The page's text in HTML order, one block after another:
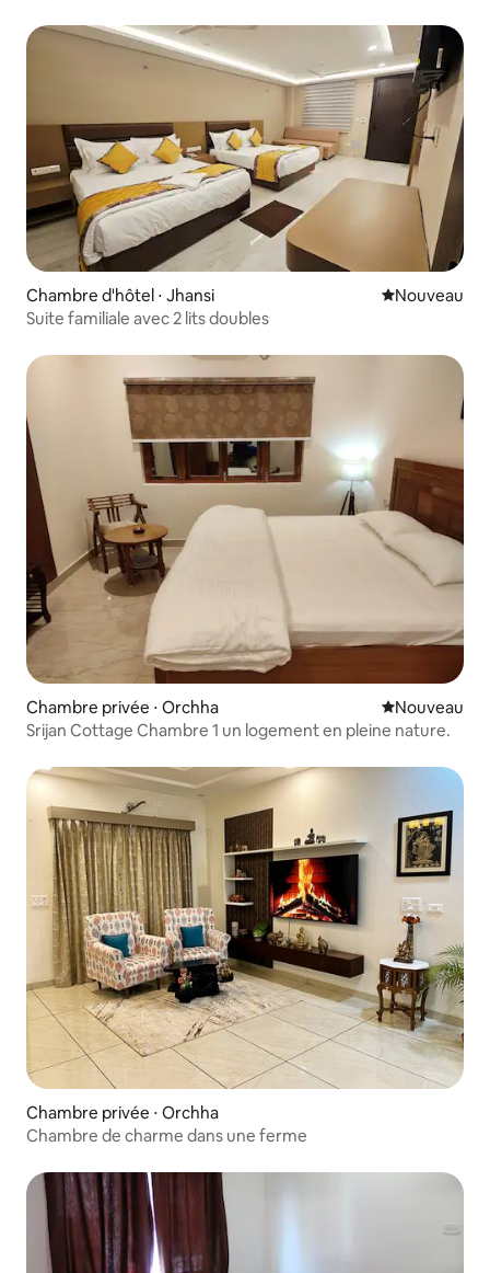
Chambre d'hôtel ⋅ Jhansi Nouvel
Nouveau
Suite familiale avec 2 lits doubles
Chambre privée ⋅ Orchha Nouvel
Nouveau
Srijan Cottage Chambre 1 un logement en pleine nature.
Chambre privée ⋅ Orchha
Chambre de charme dans une ferme